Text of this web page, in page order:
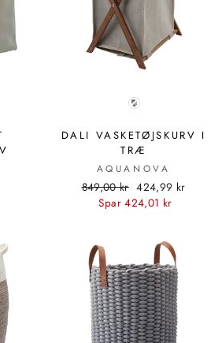
DALI VASKETØJSKURV I
TRÆ
AQUANOVA
Standardpris
849,00 kr Udsalgspris
424,99 kr
Spar 424,01 kr